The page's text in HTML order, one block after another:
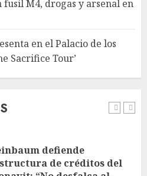
fusil M4, drogas y arsenal en
en el Palacio de los
Sacrifice Tour’
9, 2026
a los 68 años en Rosario
defiende
de créditos del